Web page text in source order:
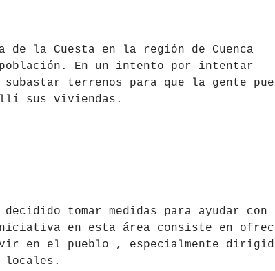
de la Cuesta en la región de Cuenca
En un intento por intentar
terrenos para que la gente
sus viviendas.
tomar medidas para ayudar con
en esta área consiste en
en el pueblo , especialmente
locales.